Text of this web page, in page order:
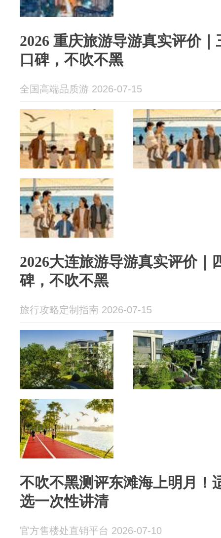
2026 重庆旅游导游真实评价
口碑，不吹不黑
全国高端品质游 2026-07-15
2026大连旅游导游真实评价｜
碑，不吹不黑
旅行攻略定制指南 2026-07-15
不吹不黑测评东滩海上明月！
选一次性讲清
官方售楼处直销平台 2026-07-10